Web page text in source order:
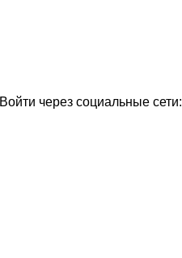
Войти через социальные сети: